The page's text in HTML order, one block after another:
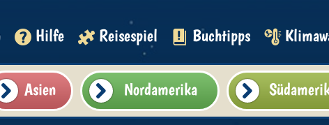
Hilfe Reisespiel Buchtipps
Asien Nordamerika